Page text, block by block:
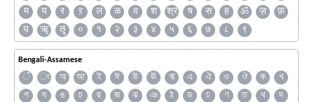
म
य र ऱ ल ळ व श श्र ष स ह ॐ ज़
फ़
य़
ॠ ॡ ० १ २ ३ ४ ५ ६ ७ ८ ९
Bengali-Assamese
ঁ ং অ আ ই ঈ উ ঊ ঋ এ ঐ ও ঔ ক
খ
গ
ঘ ঙ চ ছ জ ঝ ঞ ঠ ড ঢ ণ ত থ
দ